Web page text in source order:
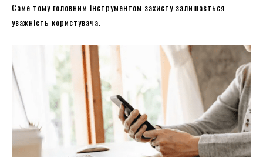
Саме тому головним інструментом захисту залишається
уважність користувача.